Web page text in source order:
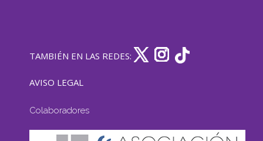
TAMBIÉN EN LAS REDES:
AVISO LEGAL
Colaboradores